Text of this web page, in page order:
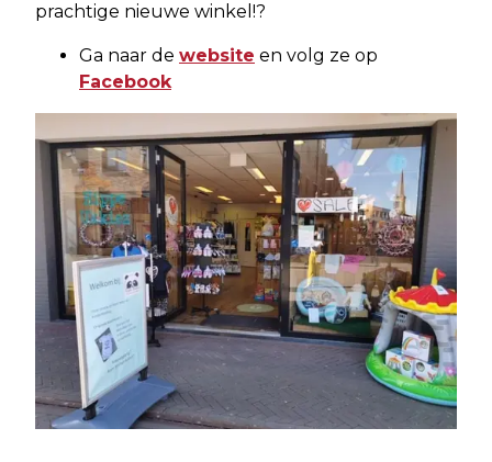
prachtige nieuwe winkel!?
Ga naar de website en volg ze op
Facebook